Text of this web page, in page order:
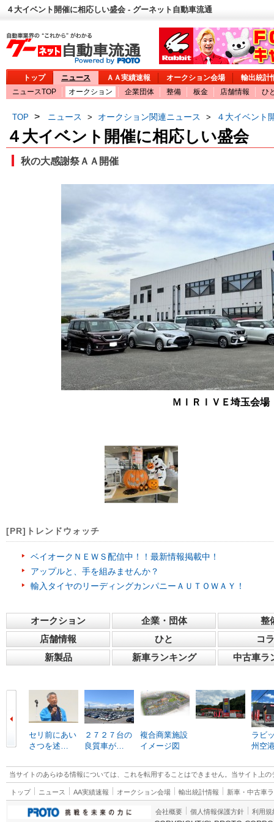
４大イベント開催に相応しい盛会 - グーネット自動車流通
トップ ニュース ＡＡ実績速報 オークション会場
輸出統計
ニュースTOP
オークション 企業団体 整備 板金 店舗情報 ひ
TOP > ニュース > オークション関連ニュース > ４大イベント
４大イベント開催に相応しい盛会
秋の大感謝祭ＡＡ開催
ＭＩＲＩＶＥ埼玉会場
[PR]トレンドウォッチ
ベイオークＮＥＷＳ配信中！！最新情報掲載中！
アップルと、手を組みませんか？
輸入タイヤのリーディングカンパニーＡＵＴＯＷＡＹ！
オークション 企業・団体
整
店舗情報
ひと
コ
新製品
新車ランキング 中古車ラ
セリ前にあい
さつを述…
２７２７台の
良質車が…
複合商業施設
イメージ図
ラビ
州空
当サイトのあらゆる情報については、これを転用することはできません。当サイト上
トップ ニュース AA実績速報 オークション会場 輸出統計情報 新車・中古車
会社概要 個人情報保護方針 利用規